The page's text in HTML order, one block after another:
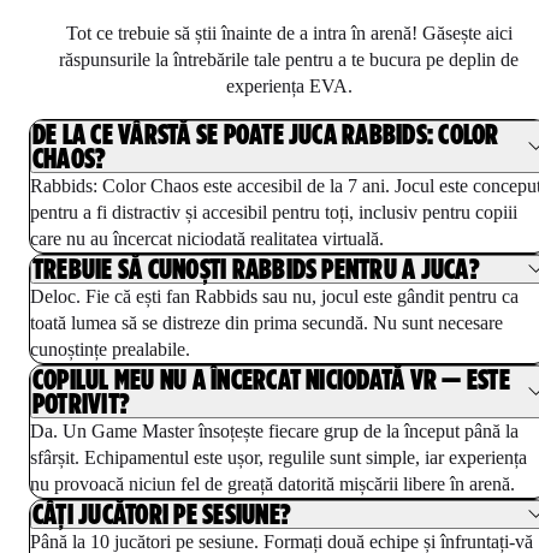
Tot ce trebuie să știi înainte de a intra în arenă! Găsește aici
răspunsurile la întrebările tale pentru a te bucura pe deplin de
experiența EVA.
DE LA CE VÂRSTĂ SE POATE JUCA RABBIDS: COLOR
CHAOS?
Rabbids: Color Chaos este accesibil de la 7 ani. Jocul este
pentru a fi distractiv și accesibil pentru toți, inclusiv pentru copiii
care nu au încercat niciodată realitatea virtuală.
TREBUIE SĂ CUNOȘTI RABBIDS PENTRU A JUCA?
Deloc. Fie că ești fan Rabbids sau nu, jocul este gândit pentru ca
toată lumea să se distreze din prima secundă. Nu sunt necesare
cunoștințe prealabile.
COPILUL MEU NU A ÎNCERCAT NICIODATĂ VR — ESTE
POTRIVIT?
Da. Un Game Master însoțește fiecare grup de la început până la
sfârșit. Echipamentul este ușor, regulile sunt simple, iar experiența
nu provoacă niciun fel de greață datorită mișcării libere în arenă.
CÂȚI JUCĂTORI PE SESIUNE?
Până la 10 jucători pe sesiune. Formați două echipe și înfruntați-vă